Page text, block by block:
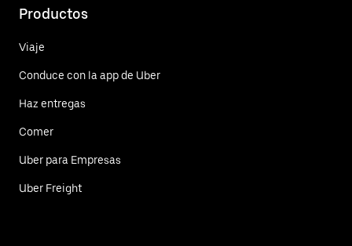
Productos
Viaje
Conduce con la app de Uber
Haz entregas
Comer
Uber para Empresas
Uber Freight